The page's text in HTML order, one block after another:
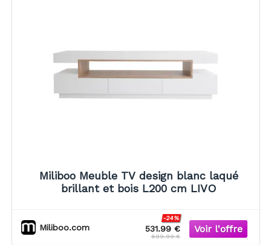
Miliboo Meuble TV design blanc laqué
brillant et bois L200 cm LIVO
Miliboo.com 531.99 €
-24%
699.99 €